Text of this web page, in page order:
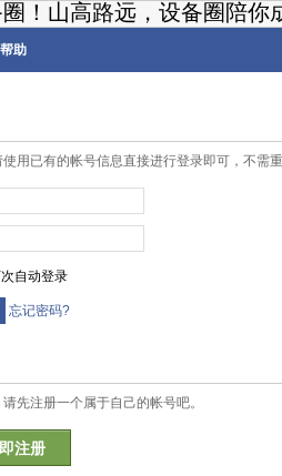
！山高路远，设备圈陪你
帮助
用已有的帐号信息直接进行登录即可，不需
自动登录
忘记密码?
先注册一个属于自己的帐号吧。
注册